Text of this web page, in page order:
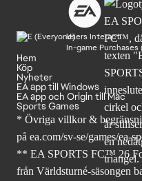
Users Interact
In-game Purchases
Hem
Köp
Nyheter
EA app till Windows
EA app och Origin till Mac
Sports Games
* Övriga villkor &
på ea.com/sv-se/games/ea-
** EA SPORTS FC™ 26
från Världsturné-säsongen